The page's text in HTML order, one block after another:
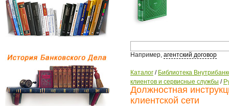
Например, агентский договор
Каталог / Библиотека
клиентов и сервисные службы /
Должностная
клиентской сети